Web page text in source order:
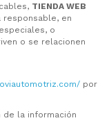
TIENDA WEB
responsable, en
o
o se relacionen
por
de la información